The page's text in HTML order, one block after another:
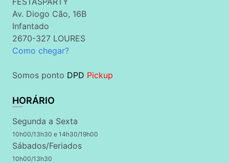
Av. Diogo Cão, 16B
Infantado
2670-327 LOURES
Como chegar?
Somos ponto DPD Pickup
HORÁRIO
Segunda a Sexta
10h00/13h30 e 14h30/19h00
Sábados/Feriados
10h00/13h30